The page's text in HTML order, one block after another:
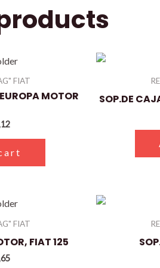
FIAT
MOTOR
SOP.DE
FIAT
FIAT 125